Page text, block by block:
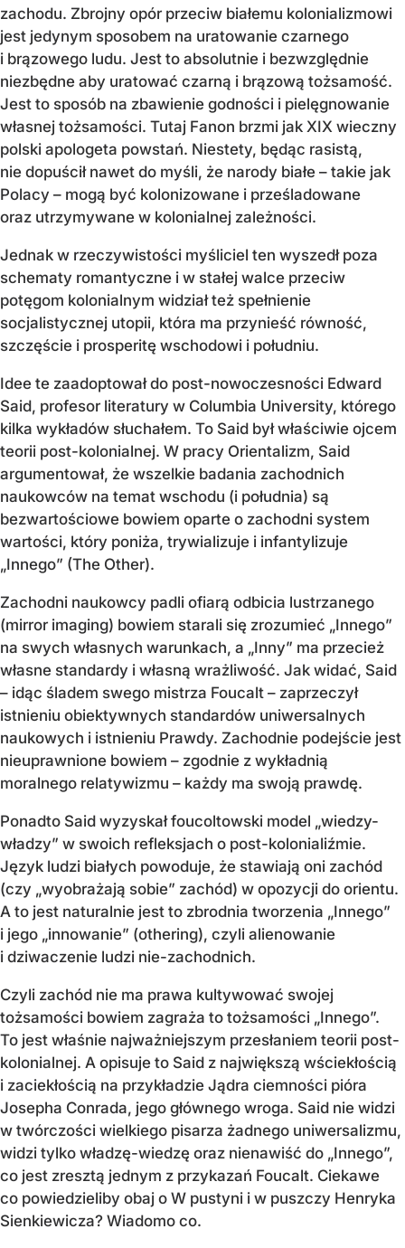
zachodu. Zbrojny opór przeciw białemu kolonializmowi
jest jedynym sposobem na uratowanie czarnego
i brązowego ludu. Jest to absolutnie i bezwzględnie
niezbędne aby uratować czarną i brązową tożsamość.
Jest to sposób na zbawienie godności i pielęgnowanie
własnej tożsamości. Tutaj Fanon brzmi jak XIX wieczny
polski apologeta powstań. Niestety, będąc rasistą,
nie dopuścił nawet do myśli, że narody białe – takie jak
Polacy – mogą być kolonizowane i prześladowane
oraz utrzymywane w kolonialnej zależności.
Jednak w rzeczywistości myśliciel ten wyszedł poza
schematy romantyczne i w stałej walce przeciw
potęgom kolonialnym widział też spełnienie
socjalistycznej utopii, która ma przynieść równość,
szczęście i prosperitę wschodowi i południu.
Idee te zaadoptował do post-nowoczesności Edward
Said, profesor literatury w Columbia University, którego
kilka wykładów słuchałem. To Said był właściwie ojcem
teorii post-kolonialnej. W pracy Orientalizm, Said
argumentował, że wszelkie badania zachodnich
naukowców na temat wschodu (i południa) są
bezwartościowe bowiem oparte o zachodni system
wartości, który poniża, trywializuje i infantylizuje
„Innego” (The Other).
Zachodni naukowcy padli ofiarą odbicia lustrzanego
(mirror imaging) bowiem starali się zrozumieć „Innego”
na swych własnych warunkach, a „Inny” ma przecież
własne standardy i własną wrażliwość. Jak widać, Said
– idąc śladem swego mistrza Foucalt – zaprzeczył
istnieniu obiektywnych standardów uniwersalnych
naukowych i istnieniu Prawdy. Zachodnie podejście jest
nieuprawnione bowiem – zgodnie z wykładnią
moralnego relatywizmu – każdy ma swoją prawdę.
Ponadto Said wyzyskał foucoltowski model „wiedzy-
władzy” w swoich refleksjach o post-kolonialiźmie.
Język ludzi białych powoduje, że stawiają oni zachód
(czy „wyobrażają sobie” zachód) w opozycji do orientu.
A to jest naturalnie jest to zbrodnia tworzenia „Innego”
i jego „innowanie” (othering), czyli alienowanie
i dziwaczenie ludzi nie-zachodnich.
Czyli zachód nie ma prawa kultywować swojej
tożsamości bowiem zagraża to tożsamości „Innego”.
To jest właśnie najważniejszym przesłaniem teorii post-
kolonialnej. A opisuje to Said z największą wściekłością
i zaciekłością na przykładzie Jądra ciemności pióra
Josepha Conrada, jego głównego wroga. Said nie widzi
w twórczości wielkiego pisarza żadnego uniwersalizmu,
widzi tylko władzę-wiedzę oraz nienawiść do „Innego”,
co jest zresztą jednym z przykazań Foucalt. Ciekawe
co powiedzieliby obaj o W pustyni i w puszczy Henryka
Sienkiewicza? Wiadomo co.